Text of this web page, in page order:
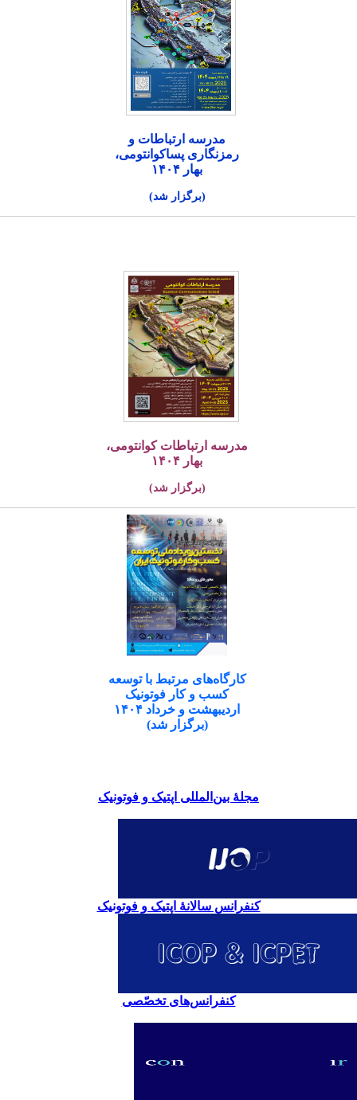
مدرسه ارتباطات و
رمزنگاری پساکوانتومی،
بهار ۱۴۰۴
(برگزار شد)
مدرسه ارتباطات کوانتومی،
بهار ۱۴۰۴
(برگزار شد)
کارگاه‌های مرتبط با توسعه
کسب و کار فوتونیک
اردیبهشت و خرداد ۱۴۰۴
(برگزار شد)
مجلۀ بین‌المللی اپتیک و فوتونیک
کنفرانس سالانۀ اپتیک و فوتونیک
کنفرانس‌های تخصّصی